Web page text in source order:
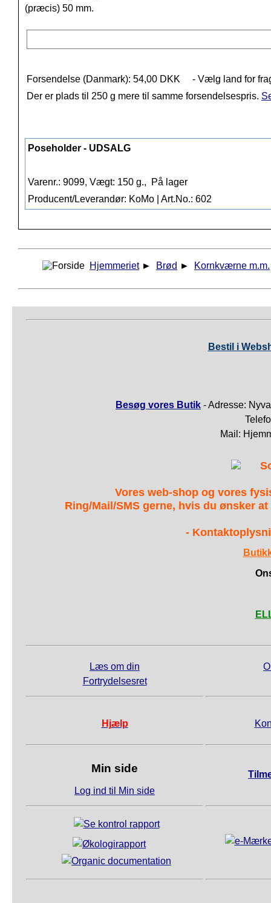
(præcis) 50 mm.
Forsendelse (Danmark): 54,00 DKK
- Vælg land for
Der er plads til 250 g mere til samme forsendelsespris.
Poseholder - UDSALG
Varenr.: 9099, Vægt: 150 g.,
På lager
Producent/Leverandør: KoMo | Art.No.: 602
Hjemmeriet ► Brød ► Kornkværne m.m.
Bestil i
Besøg vores Butik - Adresse:
Mail:
Vores web-shop og vores
Ring/Mail/SMS gerne, hvis du ønsker
-
Læs om din
Fortrydelsesret
Hjælp
Min side
Log ind til Min side